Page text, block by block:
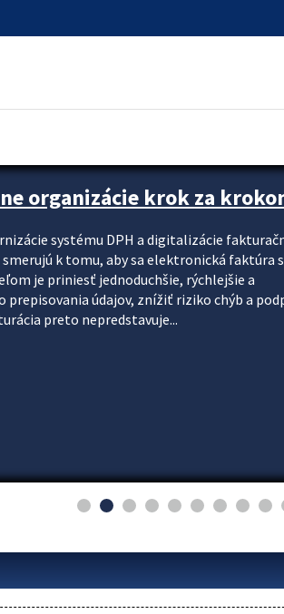
organizácie krok za
systému DPH a digitalizácie
k tomu, aby sa elektronická faktúra
je priniesť jednoduchšie, rýchlejšie a
údajov, znížiť riziko chýb a
preto nepredstavuje...